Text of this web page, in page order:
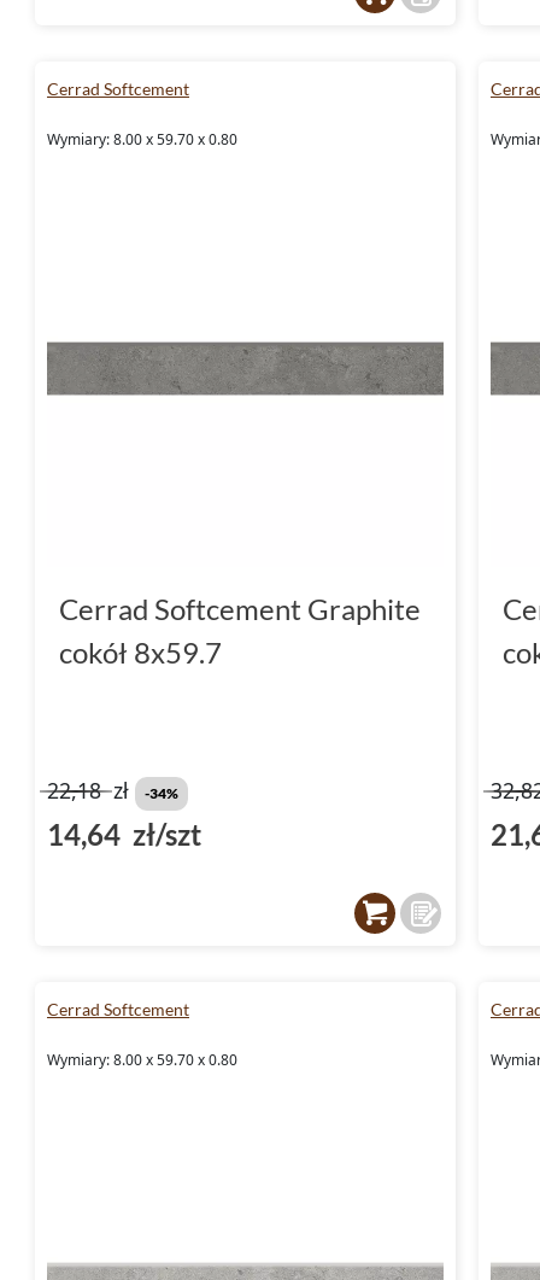
Cerrad Softcement
Wymiary: 8.00 x 59.70 x 0.80
Cerrad Softcement Graphite
cokół 8x59.7
22,18zł -34%
14,64 zł/szt
Cerrad Softcement
Wymiary: 8.00 x 59.70 x 0.80